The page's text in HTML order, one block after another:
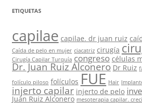
ETIQUETAS
capilae capilae. dr juan ruiz
Caída de pelo en mujer ciacatriz cirugía
Cirugía Capilar Turquía congreso células
Dr. Juan Ruiz Alconero Dr Ruiz
folículo piloso folículos FUE Hair
injerto capilar injerto de pelo
Juan Ruiz Alconero mesoterapia capilar.